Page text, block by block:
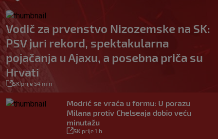
Vodič za prvenstvo Nizozemske na SK:
PSV juri rekord, spektakularna
pojačanja u Ajaxu, a posebna priča su
Hrvati
SK prije 54 min
Modrić se vraća u formu: U porazu
Milana protiv Chelseaja dobio veću
minutažu
SK prije 1 h